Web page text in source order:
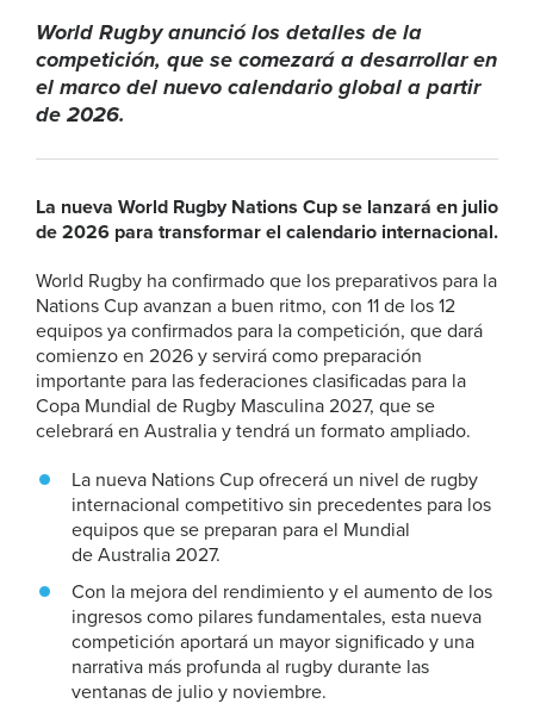
World Rugby anunció los detalles de la
competición, que se comezará a desarrollar en
el marco del nuevo calendario global a partir
de 2026.
La nueva World Rugby Nations Cup se lanzará en julio
de 2026 para transformar el calendario internacional.
World Rugby ha confirmado que los preparativos para la
Nations Cup avanzan a buen ritmo, con 11 de los 12
equipos ya confirmados para la competición, que dará
comienzo en 2026 y servirá como preparación
importante para las federaciones clasificadas para la
Copa Mundial de Rugby Masculina 2027, que se
celebrará en Australia y tendrá un formato ampliado.
La nueva Nations Cup ofrecerá un nivel de rugby
internacional competitivo sin precedentes para los
equipos que se preparan para el Mundial
de Australia 2027.
Con la mejora del rendimiento y el aumento de los
ingresos como pilares fundamentales, esta nueva
competición aportará un mayor significado y una
narrativa más profunda al rugby durante las
ventanas de julio y noviembre.